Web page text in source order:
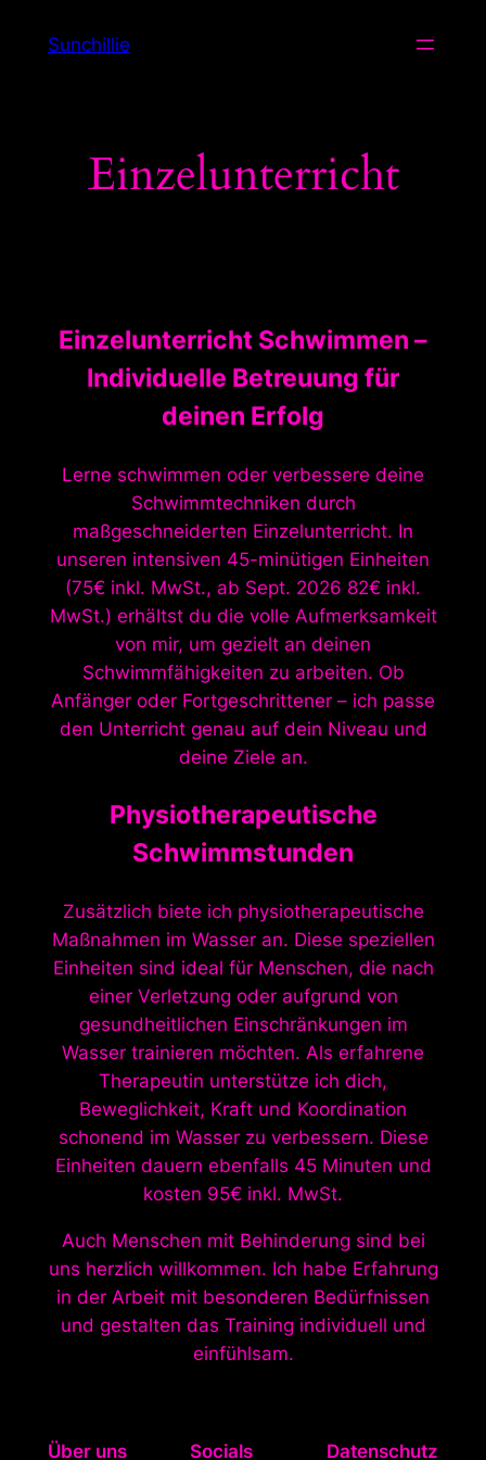
InhaltSunchillie
Einzelunterricht
Einzelunterricht Schwimmen –
Individuelle Betreuung für
deinen Erfolg
Lerne schwimmen oder verbessere deine
Schwimmtechniken durch
maßgeschneiderten Einzelunterricht. In
unseren intensiven 45-minütigen Einheiten
(75€ inkl. MwSt., ab Sept. 2026 82€ inkl.
MwSt.) erhältst du die volle Aufmerksamkeit
von mir, um gezielt an deinen
Schwimmfähigkeiten zu arbeiten. Ob
Anfänger oder Fortgeschrittener – ich passe
den Unterricht genau auf dein Niveau und
deine Ziele an.
Physiotherapeutische
Schwimmstunden
Zusätzlich biete ich physiotherapeutische
Maßnahmen im Wasser an. Diese speziellen
Einheiten sind ideal für Menschen, die nach
einer Verletzung oder aufgrund von
gesundheitlichen Einschränkungen im
Wasser trainieren möchten. Als erfahrene
Therapeutin unterstütze ich dich,
Beweglichkeit, Kraft und Koordination
schonend im Wasser zu verbessern. Diese
Einheiten dauern ebenfalls 45 Minuten und
kosten 95€ inkl. MwSt.
Auch Menschen mit Behinderung sind bei
uns herzlich willkommen. Ich habe Erfahrung
in der Arbeit mit besonderen Bedürfnissen
und gestalten das Training individuell und
einfühlsam.
Über uns Socials Datenschutz